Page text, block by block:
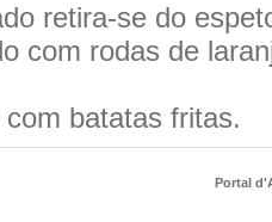
retira-se do
com rodas de
batatas fritas.
Portal